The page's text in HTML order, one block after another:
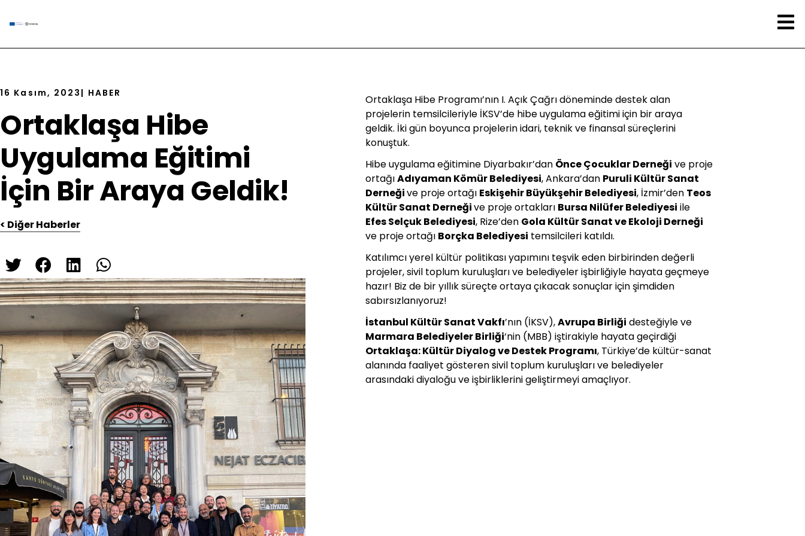
16 Kasım, 2023 | HABER
Ortaklaşa Hibe
Uygulama Eğitimi
İçin Bir Araya Geldik!
< Diğer Haberler
Ortaklaşa Hibe Programı’nın I. Açık Çağrı döneminde destek alan
projelerin temsilcileriyle İKSV’de hibe uygulama eğitimi için bir araya
geldik. İki gün boyunca projelerin idari, teknik ve finansal süreçlerini
konuştuk.
Hibe uygulama eğitimine Diyarbakır’dan Önce Çocuklar Derneği ve proje
ortağıAdıyaman Kömür Belediyesi, Ankara’dan Puruli Kültür Sanat
Derneğive proje ortağı Eskişehir Büyükşehir Belediyesi, İzmir’den Teos
Kültür Sanat Derneğive proje ortakları Bursa Nilüfer Belediyesi ile
Efes Selçuk Belediyesi, Rize’den Gola Kültür Sanat ve Ekoloji Derneği
ve proje ortağı Borçka Belediyesi temsilcileri katıldı.
Katılımcı yerel kültür politikası yapımını teşvik eden birbirinden değerli
projeler, sivil toplum kuruluşları ve belediyeler işbirliğiyle hayata geçmeye
hazır! Biz de bir yıllık süreçte ortaya çıkacak sonuçlar için şimdiden
sabırsızlanıyoruz!
İstanbul Kültür Sanat Vakfı’nın (İKSV),Avrupa Birliği desteğiyle ve
Marmara Belediyeler Birliği‘nin (MBB) iştirakiyle hayata geçirdiği
Ortaklaşa: Kültür Diyalog ve Destek Programı, Türkiye’de kültür-sanat
alanında faaliyet gösteren sivil toplum kuruluşları ve belediyeler
arasındaki diyaloğu ve işbirliklerini geliştirmeyi amaçlıyor.